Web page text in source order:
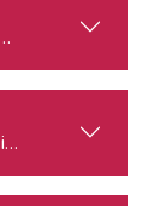
Romania’s